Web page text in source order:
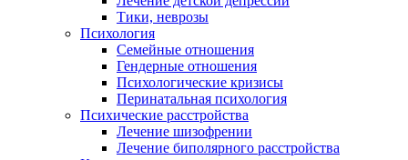
Тики, неврозы
Психология
Семейные отношения
Гендерные отношения
Психологические кризисы
Перинатальная психология
Психические расстройства
Лечение шизофрении
Лечение биполярного расстройства